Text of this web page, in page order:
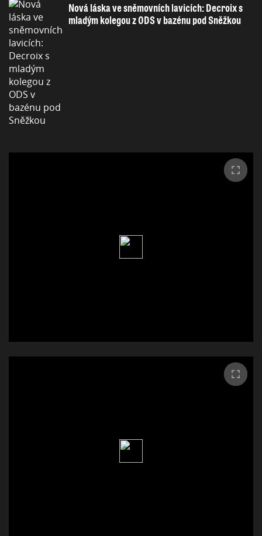
Nová láska ve sněmovních lavicích: Decroix s
mladým kolegou z ODS v bazénu pod Sněžkou